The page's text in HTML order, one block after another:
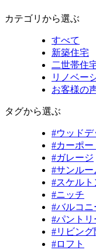
カテゴリから選ぶ
すべて
新築住宅
二世帯住
リノベー
お客様の
タグから選ぶ
#ウッドデ
#カーポー
#ガレージ
#サンルー
#スケルト
#ニッチ
#バルコニ
#パントリ
#リビング
#ロフト